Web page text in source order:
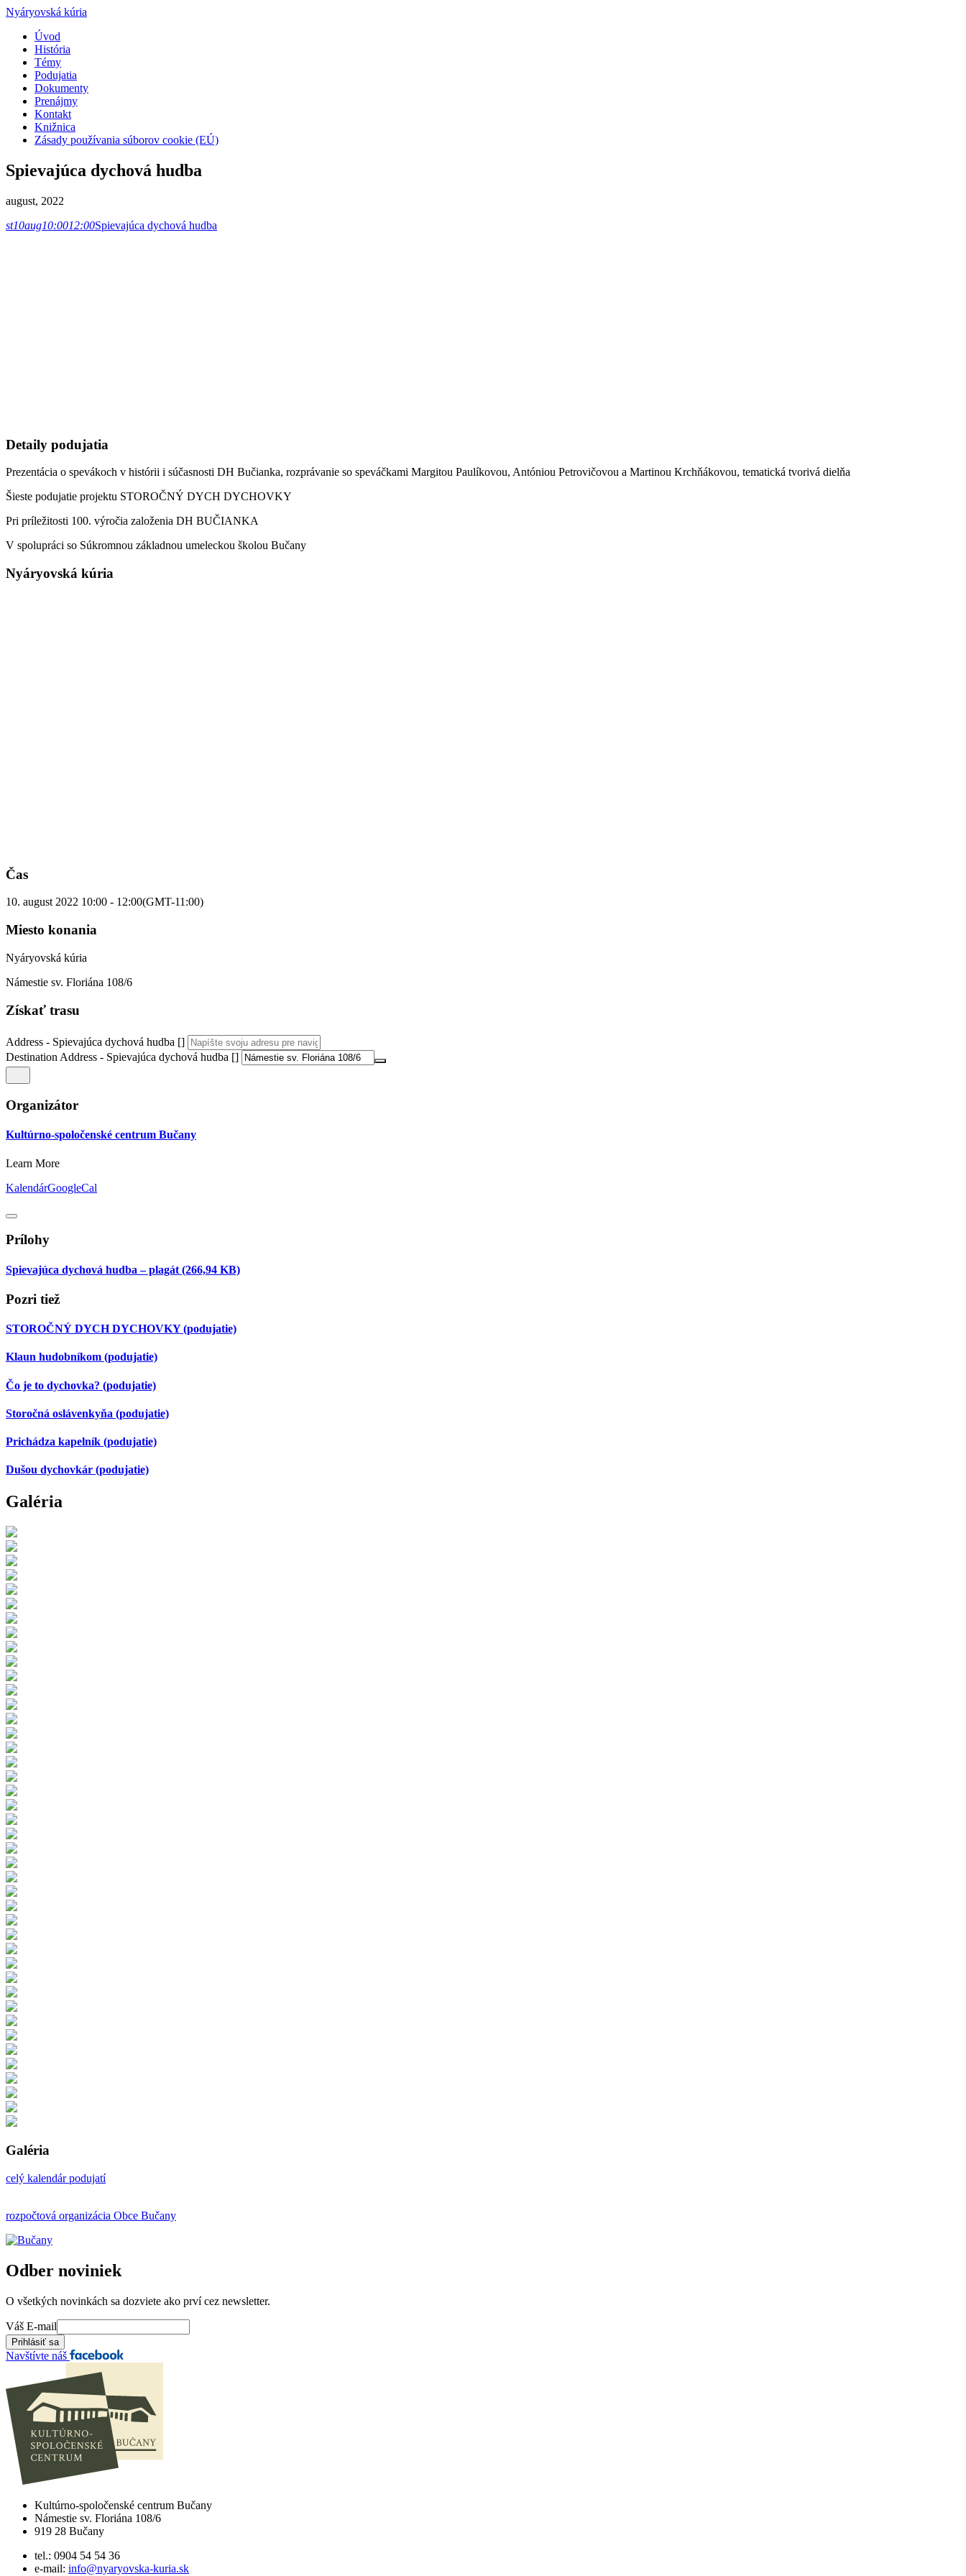
Nyáryovská kúria
Úvod
História
Témy
Podujatia
Dokumenty
Prenájmy
Kontakt
Knižnica
Zásady používania súborov cookie (EÚ)
Spievajúca dychová hudba
august, 2022
st10aug10:0012:00Spievajúca dychová hudba
Detaily podujatia
Prezentácia o spevákoch v histórii i súčasnosti DH Bučianka, rozprávanie so speváčkami Margitou Paulíkovou, Antóniou Petrovičovou a Martinou Krchňákovou, tematická tvorivá dielňa
Šieste podujatie projektu STOROČNÝ DYCH DYCHOVKY
Pri príležitosti 100. výročia založenia DH BUČIANKA
V spolupráci so Súkromnou základnou umeleckou školou Bučany
Nyáryovská kúria
Čas
10. august 2022 10:00 - 12:00(GMT-11:00)
Miesto konania
Nyáryovská kúria
Námestie sv. Floriána 108/6
Získať trasu
Address - Spievajúca dychová hudba []
Destination Address - Spievajúca dychová hudba []
Organizátor
Kultúrno-spoločenské centrum Bučany
Learn More
KalendárGoogleCal
Prílohy
Spievajúca dychová hudba – plagát (266,94 KB)
Pozri tiež
STOROČNÝ DYCH DYCHOVKY(podujatie)
Klaun hudobníkom (podujatie)
Čo je to dychovka? (podujatie)
Storočná oslávenkyňa (podujatie)
Prichádza kapelník (podujatie)
Dušou dychovkár (podujatie)
Galéria
Galéria
celý kalendár podujatí
rozpočtová organizácia Obce Bučany
Odber noviniek
O všetkých novinkách sa dozviete ako prví cez newsletter.
Váš E-mail
Navštívte náš
Kultúrno-spoločenské centrum Bučany
Námestie sv. Floriána 108/6
919 28 Bučany
tel.: 0904 54 54 36
e-mail: info@nyaryovska-kuria.sk